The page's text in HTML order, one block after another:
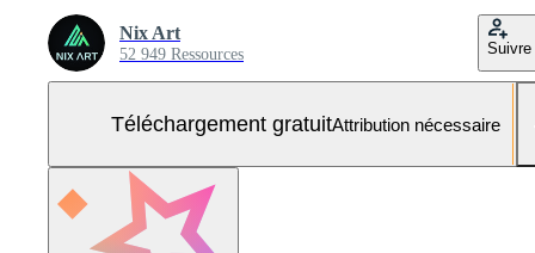
Nix Art
52 949 Ressources Suivre
Téléchargement gratuitAttribution nécessaire